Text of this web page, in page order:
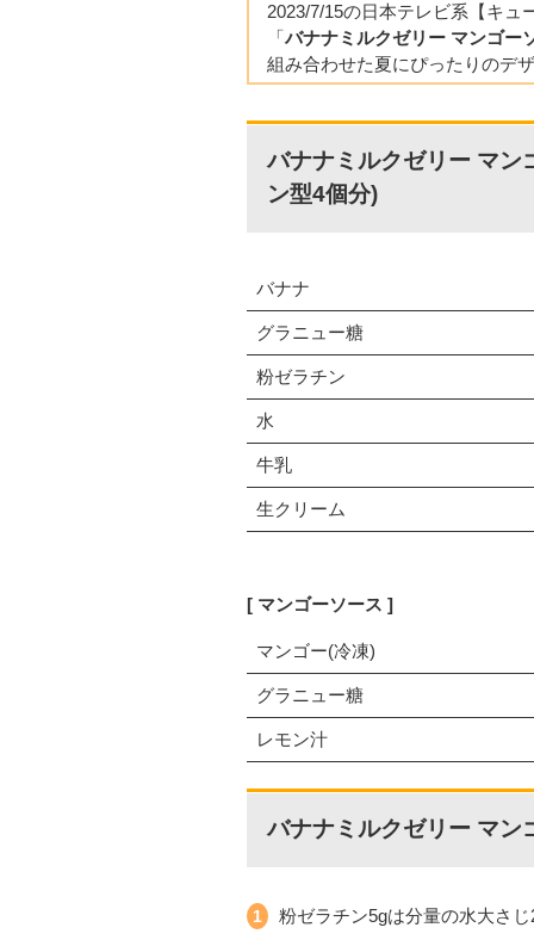
2023/7/15の日本テレビ系【キュ
「バナナミルクゼリー マンゴー
組み合わせた夏にぴったりのデ
バナナミルクゼリー マン
ン型4個分)
バナナ
グラニュー糖
粉ゼラチン
水
牛乳
生クリーム
マンゴーソース
マンゴー(冷凍)
グラニュー糖
レモン汁
バナナミルクゼリー マン
粉ゼラチン5gは分量の水大さ